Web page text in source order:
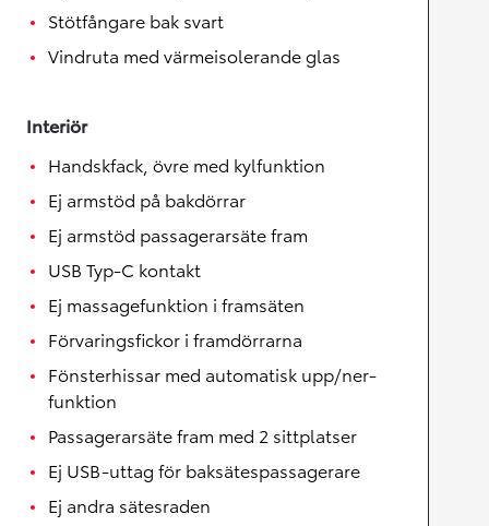
Stötfångare bak svart
Vindruta med värmeisolerande glas
Interiör
Handskfack, övre med kylfunktion
Ej armstöd på bakdörrar
Ej armstöd passagerarsäte fram
USB Typ-C kontakt
Ej massagefunktion i framsäten
Förvaringsfickor i framdörrarna
Fönsterhissar med automatisk upp/ner-
funktion
Passagerarsäte fram med 2 sittplatser
Ej USB-uttag för baksätespassagerare
Ej andra sätesraden